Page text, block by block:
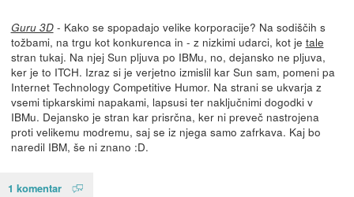
Guru 3D- Kako se spopadajo velike korporacije? Na sodiščih s
tožbami, na trgu kot konkurenca in - z nizkimi udarci, kot je tale
stran tukaj. Na njej Sun pljuva po IBMu, no, dejansko ne pljuva,
ker je to ITCH. Izraz si je verjetno izmislil kar Sun sam, pomeni pa
Internet Technology Competitive Humor. Na strani se ukvarja z
vsemi tipkarskimi napakami, lapsusi ter naključnimi dogodki v
IBMu. Dejansko je stran kar prisrčna, ker ni preveč nastrojena
proti velikemu modremu, saj se iz njega samo zafrkava. Kaj bo
naredil IBM, še ni znano :D.
1 komentar